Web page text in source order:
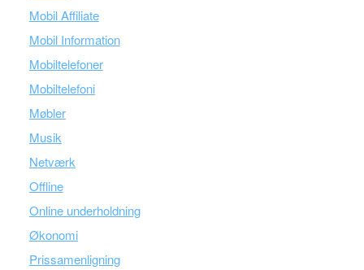
Mobil Affiliate
Mobil Information
Mobiltelefoner
Mobiltelefoni
Møbler
Musik
Netværk
Offline
Online underholdning
Økonomi
Prissamenligning